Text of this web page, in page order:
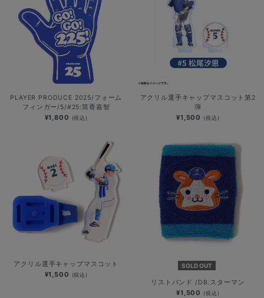
PLAYER PRODUCE 2025/フォーム
フィンガー/5/#25:筒香嘉智
¥1,800 (税込)
アクリル選手キャップマスコット第2
弾
¥1,500 (税込)
アクリル選手キャップマスコット
¥1,500 (税込)
SOLD OUT
リストバンド /DB.スターマン
¥1,500 (税込)